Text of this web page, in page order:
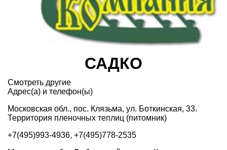
САДКО
Смотреть другие
Адрес(а) и телефон(ы)
Московская обл., пос. Клязьма, ул. Боткинская, 33.
Территория пленочных теплиц (питомник)
+7(495)993-4936, +7(495)778-2535